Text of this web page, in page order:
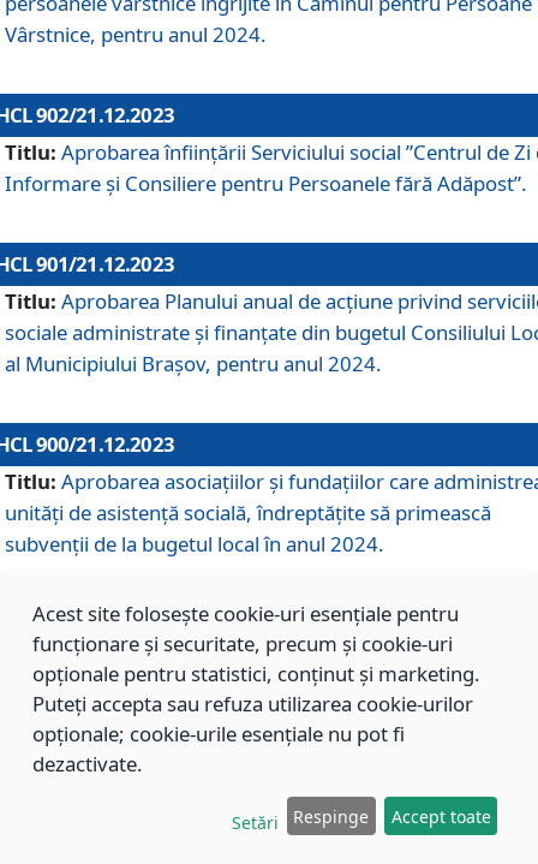
Vârstnice, pentru anul 2024.
902/21.12.2023
Titlu: Aprobarea înființării Serviciului social ”Centrul de Zi
Informare și Consiliere pentru Persoanele fără Adăpost”.
901/21.12.2023
Titlu: Aprobarea Planului anual de acțiune privind
sociale administrate și finanțate din bugetul Consiliului
al Municipiului Brașov, pentru anul 2024.
900/21.12.2023
Titlu: Aprobarea asociațiilor şi fundațiilor care
unități de asistenţă socială, îndreptăţite să primească
subvenţii de la bugetul local în anul 2024.
899/21.12.2023
Aprobarea standardelor de cost pentru serviciile
sociale furnizate în cadrul Direcției de Asistență Socială
Brașov, pentru anul 2024.
Modificarea Anexei la H.C.L. nr. 91 din 09.02.2018,
Acest site folosește cookie-uri esențiale pentru
funcționare și securitate, precum și cookie-uri
opționale pentru statistici, conținut și marketing.
Puteți accepta sau refuza utilizarea cookie-urilor
opționale; cookie-urile esențiale nu pot fi
dezactivate.
Setări Respinge Accept toate